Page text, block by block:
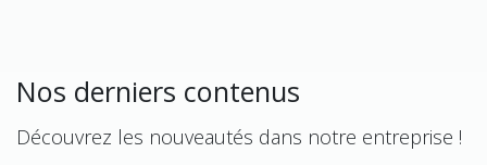
Nos derniers contenus
Découvrez les nouveautés dans notre entreprise !